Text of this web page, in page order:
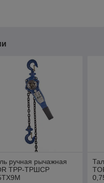
ручная рычажная
ТРР-ТРШСР